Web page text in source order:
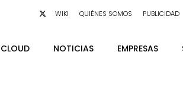
WIKI QUIÉNES SOMOS PUBLICIDAD
CLOUD NOTICIAS EMPRESAS